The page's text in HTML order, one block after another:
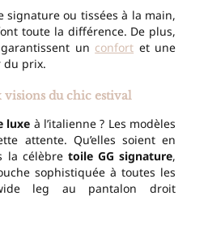
signature ou tissées à la main,
toute la différence. De plus,
un confort et une
du prix.
visions du chic estival
luxe à l’italienne ? Les modèles
attente. Qu’elles soient en
la célèbre toile GG signature,
sophistiquée à toutes les
leg au pantalon droit